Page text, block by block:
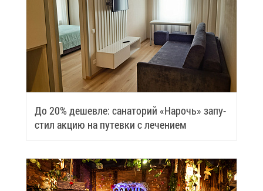
До 20% де­шев­ле: са­на­то­рий «На­рочь» за­пу­
стил ак­цию на пу­тев­ки с ле­че­ни­ем